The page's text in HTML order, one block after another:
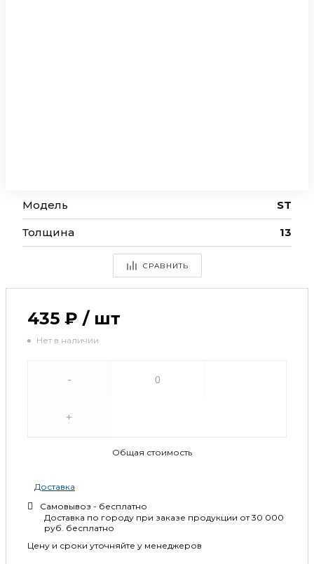
Модель ST
Толщина 13
СРАВНИТЬ
435 ₽ / шт
Нет в наличии
-
+
Общая стоимость
Доставка
Самовывоз - бесплатно
Доставка по городу при заказе продукции от 30 000
руб. бесплатно
Цену и сроки уточняйте у менеджеров